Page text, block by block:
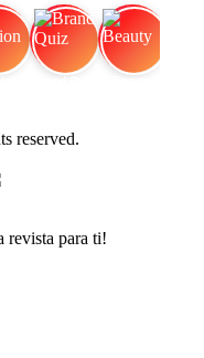
reserved.
revista para ti!